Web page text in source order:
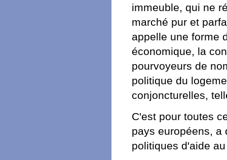
immeuble, qui ne
marché pur et
appelle une forme
économique, la
pourvoyeurs de
politique du
conjoncturelles,
C'est pour toutes
pays européens, a
politiques d'aide